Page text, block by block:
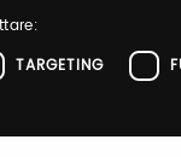
ed
TARGETING